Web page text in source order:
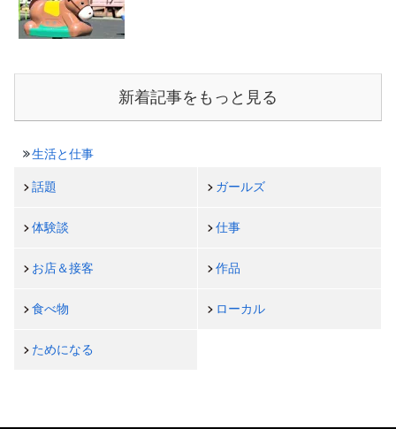
新着記事をもっと見る
生活と仕事
話題 ガールズ
体験談 仕事
お店＆接客 作品
食べ物 ローカル
ためになる